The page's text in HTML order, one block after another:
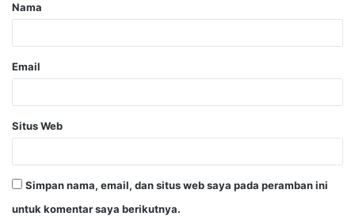
Nama
Email
Situs Web
Simpan nama, email, dan situs web saya pada peramban ini
untuk komentar saya berikutnya.